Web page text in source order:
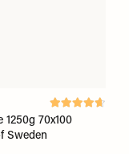
1250g 70x100
Sweden